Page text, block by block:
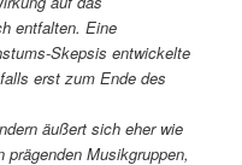
entfalten. Eine
Skepsis entwickelte
erst zum Ende des
äußert sich eher wie
Musikgruppen,